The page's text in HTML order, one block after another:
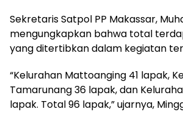
Sekretaris Satpol PP Makassar,
mengungkapkan bahwa total
yang ditertibkan dalam kegiatan
“Kelurahan Mattoanging 41 lapak,
Tamarunang 36 lapak, dan
lapak. Total 96 lapak,” ujarnya,